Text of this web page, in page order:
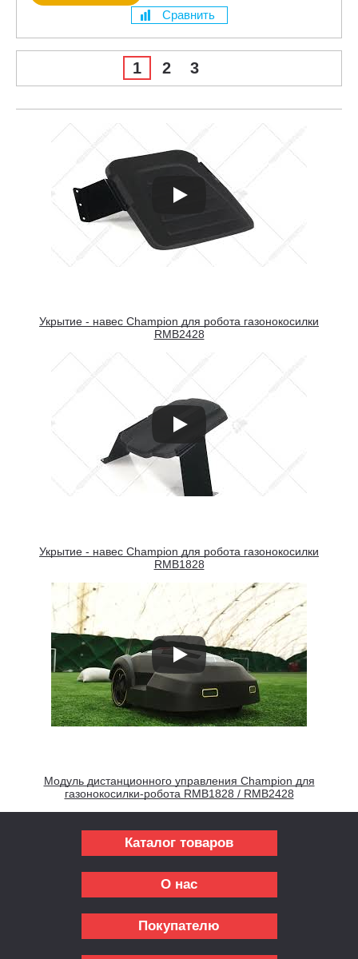
Сравнить
1 2 3
Укрытие - навес Champion для робота газонокосилки
RMB2428
Укрытие - навес Champion для робота газонокосилки
RMB1828
Модуль дистанционного управления Champion для
газонокосилки-робота RMB1828 / RMB2428
Каталог товаров
О нас
Покупателю